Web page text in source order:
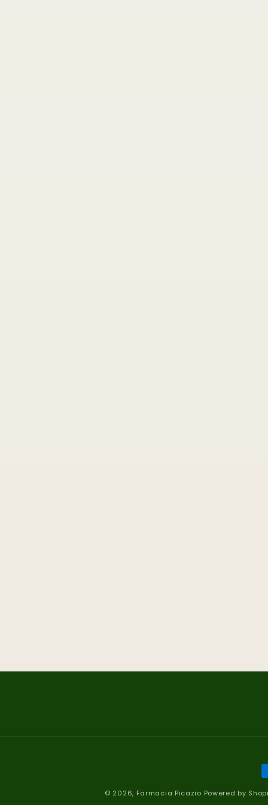
di
© 2026, Farmacia Picazio Powered by